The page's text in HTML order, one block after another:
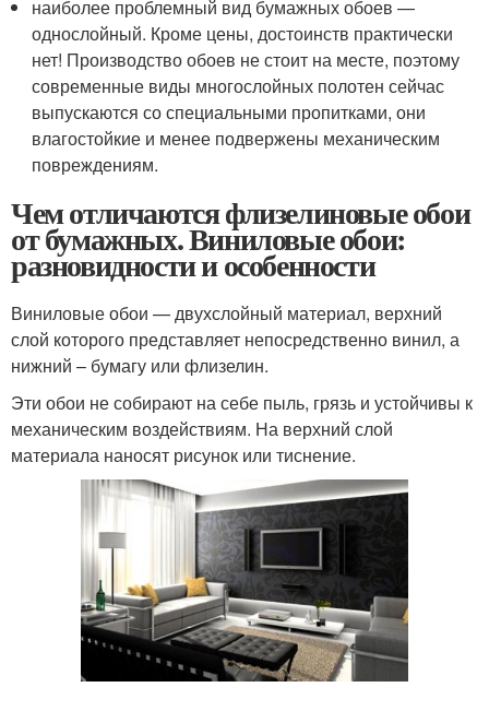
наиболее проблемный вид бумажных обоев —
однослойный. Кроме цены, достоинств практически
нет! Производство обоев не стоит на месте, поэтому
современные виды многослойных полотен сейчас
выпускаются со специальными пропитками, они
влагостойкие и менее подвержены механическим
повреждениям.
Чем отличаются флизелиновые обои
от бумажных. Виниловые обои:
разновидности и особенности
Виниловые обои — двухслойный материал, верхний
слой которого представляет непосредственно винил, а
нижний – бумагу или флизелин.
Эти обои не собирают на себе пыль, грязь и устойчивы к
механическим воздействиям. На верхний слой
материала наносят рисунок или тиснение.